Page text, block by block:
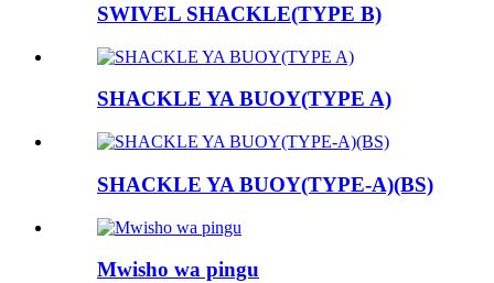
SWIVEL SHACKLE(TYPE B)
SHACKLE YA BUOY(TYPE A)
SHACKLE YA BUOY(TYPE-A)(BS)
Mwisho wa pingu